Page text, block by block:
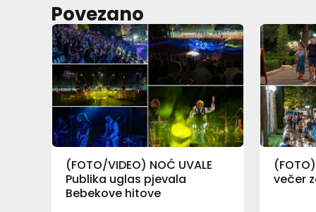
Povezano
(FOTO/VIDEO) NOĆ UVALE
Publika uglas pjevala
Bebekove hitove
večer